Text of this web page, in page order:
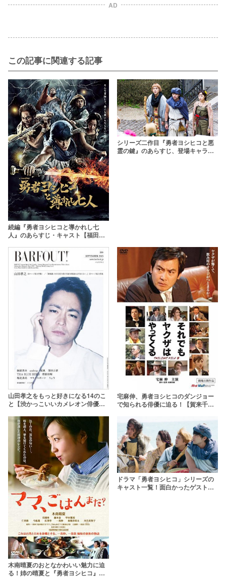
AD
この記事に関連する記事
続編『勇者ヨシヒコと導かれし七
人』のあらすじ・キャスト【福田雄
シリーズ二作目『勇者ヨシヒコと悪
霊の鍵』のあらすじ、登場キャラを
山田孝之をもっと好きになる14のこ
と【渋かっこいいカメレオン俳優が
宅麻伸、勇者ヨシヒコのダンジョー
で知られる俳優に迫る！【賀来千香
木南晴夏のおとなかわいい魅力に迫
る！姉の晴夏と『勇者ヨシヒコ』で
ドラマ「勇者ヨシヒコ」シリーズの
キャスト一覧！面白かったゲストも